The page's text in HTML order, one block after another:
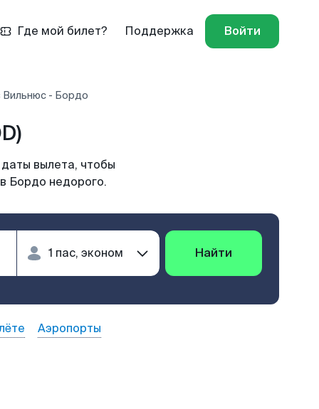
Где мой билет? Поддержка Войти
Вильнюс - Бордо
вылета, чтобы
Бордо недорого.
Найти
Аэропорты